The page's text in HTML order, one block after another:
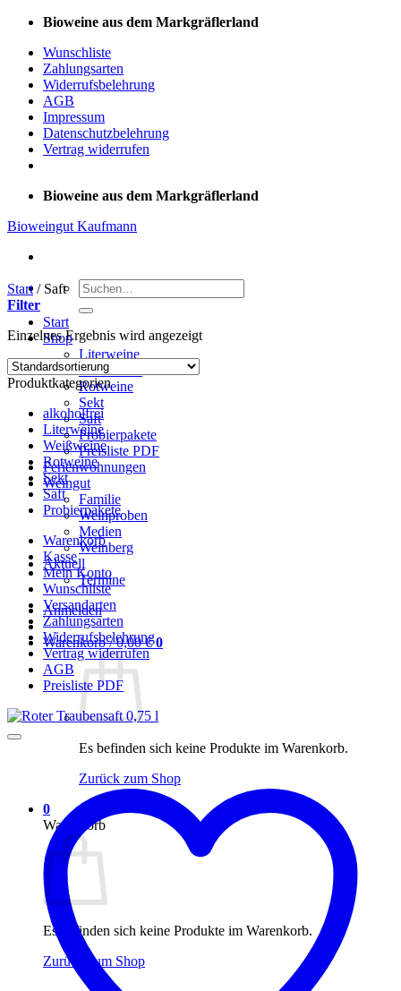
Zum
springen
Bioweine aus dem Markgräflerland
Wunschliste
Zahlungsarten
Widerrufsbelehrung
AGB
Impressum
Datenschutzbelehrung
Vertrag widerrufen
Bioweine aus dem Markgräflerland
Bioweingut Kaufmann
Suchen
nach:
Start
Shop
Literweine
Weißweine
Rotweine
Sekt
Saft
Probierpakete
Preisliste PDF
Ferienwohnungen
Weingut
Familie
Weinproben
Medien
Weinberg
Aktuell
Termine
Anmelden
Warenkorb /0,00€ 0
Es befinden sich keine Produkte im Warenkorb.
Zurück zum Shop
0
Warenkorb
Es befinden sich keine Produkte im Warenkorb.
Zurück zum Shop
Start /Saft
Filter
Einzelnes Ergebnis wird angezeigt
Produktkategorien
alkoholfrei
Literweine
Weißweine
Rotweine
Sekt
Saft
Probierpakete
Warenkorb
Kasse
Mein Konto
Wunschliste
Versandarten
Zahlungsarten
Widerrufsbelehrung
Vertrag widerrufen
AGB
Preisliste PDF